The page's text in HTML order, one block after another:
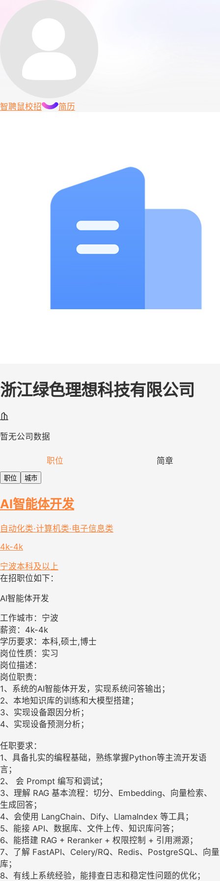
智聘鼠校招 简历
浙江绿色理想科技有限公司
暂无公司数据
职位 简章
职位 城市
AI智能体开发
自动化类·计算机类·电子信息类
4k-4k
宁波本科及以上
在招职位如下：
AI智能体开发
工作城市：宁波
薪资：4k-4k
学历要求：本科,硕士,博士
岗位性质：实习
岗位描述：
岗位职责：
1、系统的AI智能体开发，实现系统问答输出；
2、本地知识库的训练和大模型搭建；
3、实现设备跟因分析；
4、实现设备预测分析；
任职要求：
1、具备扎实的编程基础，熟练掌握Python等主流开发语
言；
2、 会 Prompt 编写和调试；
3、理解 RAG 基本流程：切分、Embedding、向量检索、
生成回答；
4、会使用 LangChain、Dify、LlamaIndex 等工具；
5、能接 API、数据库、文件上传、知识库问答；
6、能搭建 RAG + Reranker + 权限控制 + 引用溯源；
7、了解 FastAPI、Celery/RQ、Redis、PostgreSQL、向量
库；
8、有线上系统经验，能排查日志和稳定性问题的优化；